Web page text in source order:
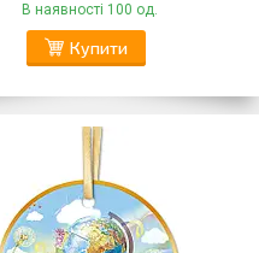
В наявності 100 од.
Купити